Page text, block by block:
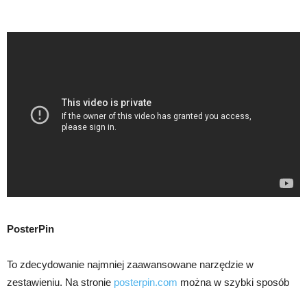
PosterPin
To zdecydowanie najmniej zaawansowane narzędzie w
zestawieniu. Na stronie posterpin.com można w szybki sposób